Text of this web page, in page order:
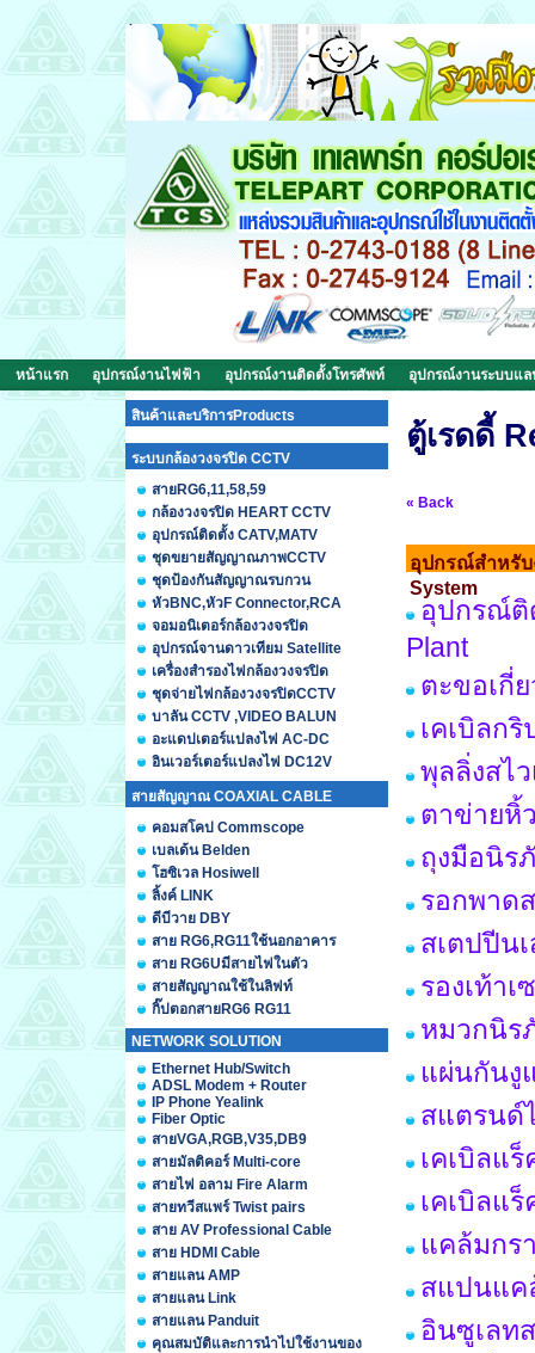
หน้าแรก อุปกรณ์งานไฟฟ้า อุปกรณ์งานติดตั้งโทรศัพท์ อุปกรณ์งานระบบแล
สินค้าและบริการProducts
ระบบกล้องวงจรปิด CCTV
สายRG6,11,58,59
กล้องวงจรปิด HEART CCTV
อุปกรณ์ติดตั้ง CATV,MATV
ชุดขยายสัญญาณภาพCCTV
ชุดป้องกันสัญญาณรบกวน
หัวBNC,หัวF Connector,RCA
จอมอนิเตอร์กล้องวงจรปิด
อุปกรณ์จานดาวเทียม Satellite
เครื่องสำรองไฟกล้องวงจรปิด
ชุดจ่ายไฟกล้องวงจรปิดCCTV
บาลัน CCTV ,VIDEO BALUN
อะแดปเตอร์แปลงไฟ AC-DC
อินเวอร์เตอร์แปลงไฟ DC12V
สายสัญญาณ COAXIAL CABLE
คอมสโคป Commscope
เบลเด้น Belden
โฮซิเวล Hosiwell
ลิ้งค์ LINK
ดีบีวาย DBY
สาย RG6,RG11ใช้นอกอาคาร
สาย RG6Uมีสายไฟในตัว
สายสัญญาณใช้ในลิฟท์
กิ๊ปตอกสายRG6 RG11
NETWORK SOLUTION
Ethernet Hub/Switch
ADSL Modem + Router
IP Phone Yealink
Fiber Optic
สายVGA,RGB,V35,DB9
สายมัลติคอร์ Multi-core
สายไฟ อลาม Fire Alarm
สายทวีสแพร์ Twist pairs
สาย AV Professional Cable
สาย HDMI Cable
สายแลน AMP
สายแลน Link
สายแลน Panduit
คุณสมบัติและการนำไปใช้งานของ
ตู้เรดดี้
« Back
อุปกรณ์สำหรับ
System
อุปกรณ์ติ
Plant
ตะขอเกี่
เคเบิลก
พุลลิ่งสไว
ตาข่ายหิ้
ถุงมือนิร
รอกพาด
สเตปปีน
รองเท้า
หมวกนิร
แผ่นกันงู
สแตรนด์
เคเบิลแ
เคเบิลแ
แคล้มกร
สแปนแค
อินซูเลท